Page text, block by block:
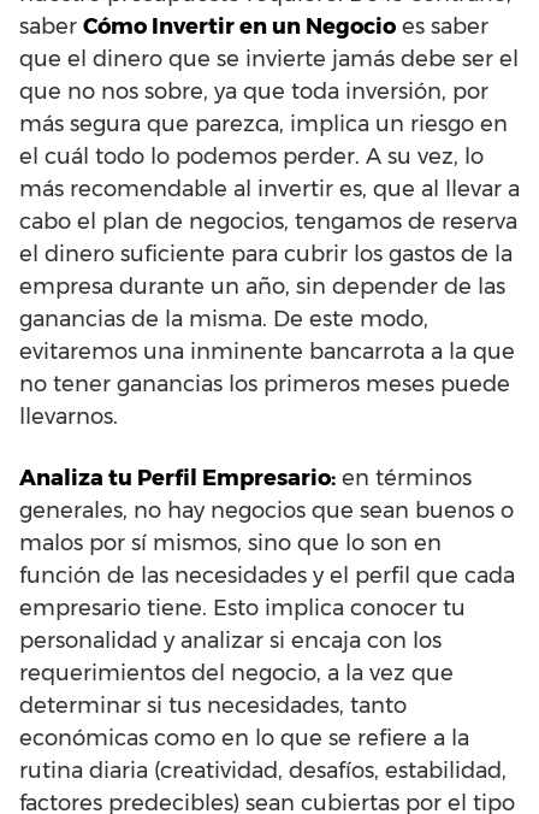
saber Cómo Invertir en un Negocio es saber
que el dinero que se invierte jamás debe ser el
que no nos sobre, ya que toda inversión, por
más segura que parezca, implica un riesgo en
el cuál todo lo podemos perder. A su vez, lo
más recomendable al invertir es, que al llevar a
cabo el plan de negocios, tengamos de reserva
el dinero suficiente para cubrir los gastos de la
empresa durante un año, sin depender de las
ganancias de la misma. De este modo,
evitaremos una inminente bancarrota a la que
no tener ganancias los primeros meses puede
llevarnos.
Analiza tu Perfil Empresario: en términos
generales, no hay negocios que sean buenos o
malos por sí mismos, sino que lo son en
función de las necesidades y el perfil que cada
empresario tiene. Esto implica conocer tu
personalidad y analizar si encaja con los
requerimientos del negocio, a la vez que
determinar si tus necesidades, tanto
económicas como en lo que se refiere a la
rutina diaria (creatividad, desafíos, estabilidad,
factores predecibles) sean cubiertas por el tipo